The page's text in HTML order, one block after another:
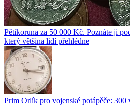
Pětikoruna za 50 000 Kč. Poznáte ji
který většina lidí přehlédne
Prim Orlík pro vojenské potápěče: 300